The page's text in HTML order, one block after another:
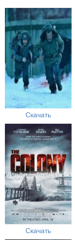
Скачать
Скачать